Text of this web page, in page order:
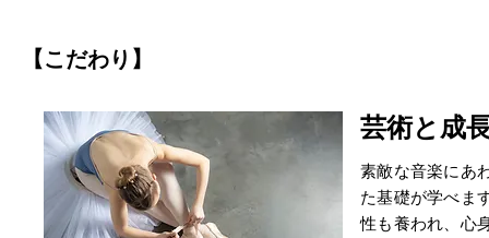
【こだわり】
芸術と成
素敵な音楽にあ
た基礎が学べま
性も養われ、心